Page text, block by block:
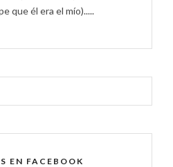
que él era el mío).....
EN FACEBOOK